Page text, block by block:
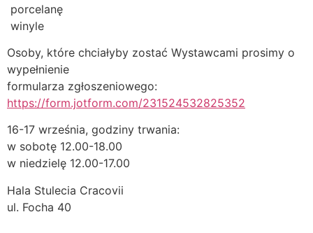
porcelanę
winyle
Osoby, które chciałyby zostać Wystawcami prosimy o
wypełnienie
formularza zgłoszeniowego:
https://form.jotform.com/231524532825352
16-17 września, godziny trwania:
w sobotę 12.00-18.00
w niedzielę 12.00-17.00
Hala Stulecia Cracovii
ul. Focha 40